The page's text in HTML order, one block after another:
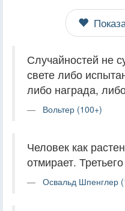
Случайностей не
свете либо
либо награда,
Вольтер (100+)
Человек как
отмирает.
Освальд Шпенглер